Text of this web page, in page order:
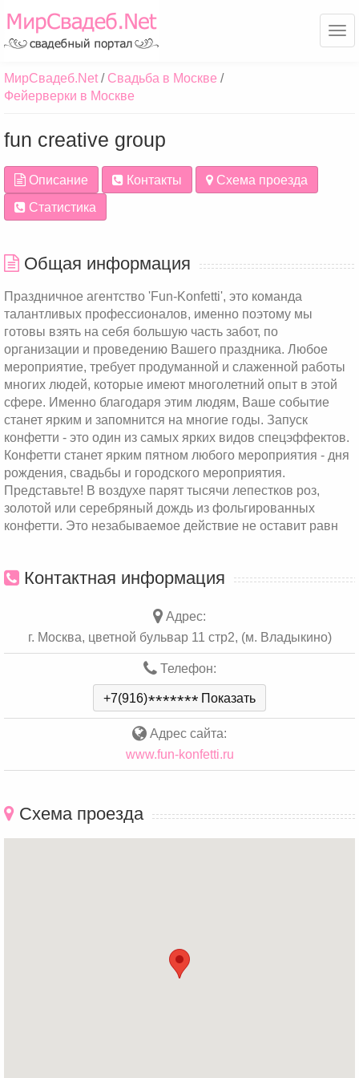
МирСвадеб.Net
Свадьба в Москве
Фейерверки в Москве
fun creative group
Описание Контакты
Схема проезда
Статистика
Общая информация
Праздничное агентство 'Fun-Konfetti', это команда
талантливых профессионалов, именно поэтому мы
готовы взять на себя большую часть забот, по
организации и проведению Вашего праздника. Любое
мероприятие, требует продуманной и слаженной работы
многих людей, которые имеют многолетний опыт в этой
сфере. Именно благодаря этим людям, Ваше событие
станет ярким и запомнится на многие годы. Запуск
конфетти - это один из самых ярких видов спецэффектов.
Конфетти станет ярким пятном любого мероприятия - дня
рождения, свадьбы и городского мероприятия.
Представьте! В воздухе парят тысячи лепестков роз,
золотой или серебряный дождь из фольгированных
конфетти. Это незабываемое действие не оставит равн
Контактная информация
Адрес:
г. Москва, цветной бульвар 11 стр2, (м. Владыкино)
Телефон:
+7(916)******* Показать
Адрес сайта:
www.fun-konfetti.ru
Схема проезда